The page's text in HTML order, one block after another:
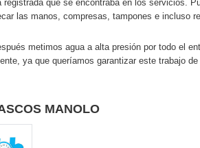
que se encontraba en los servicios.
las manos, compresas, tampones e incluso
metimos agua a alta presión por todo el
ya que queríamos garantizar este trabajo
MANOLO